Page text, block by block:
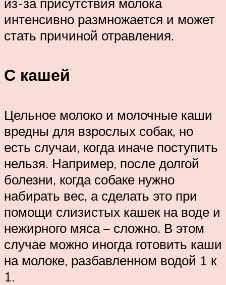
интенсивно размножается и может
стать причиной отравления.
С кашей
Цельное молоко и молочные каши
вредны для взрослых собак, но
есть случаи, когда иначе поступить
нельзя. Например, после долгой
болезни, когда собаке нужно
набирать вес, а сделать это при
помощи слизистых кашек на воде и
нежирного мяса – сложно. В этом
случае можно иногда готовить каши
на молоке, разбавленном водой 1 к
1.